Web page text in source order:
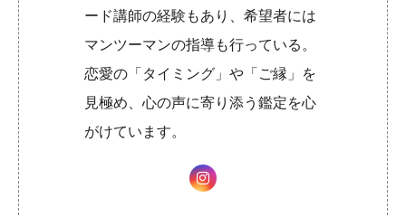
ード講師の経験もあり、希望者には
マンツーマンの指導も行っている。
恋愛の「タイミング」や「ご縁」を
見極め、心の声に寄り添う鑑定を心
がけています。